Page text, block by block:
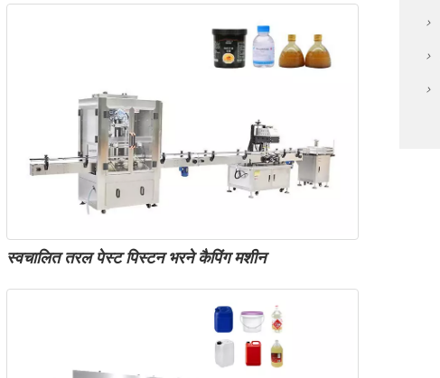
स्वचालित तरल पेस्ट पिस्टन भरने कैपिंग मशीन